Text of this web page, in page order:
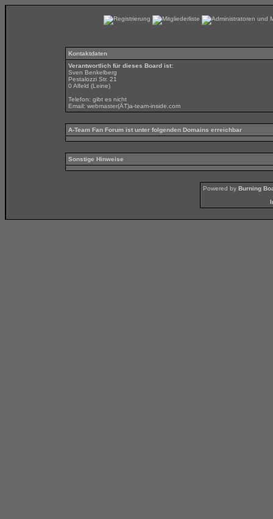
Kontaktdaten
Verantwortlich für dieses Board ist:
Sven Benkelberg
Pestalozzi Str. 21
0 Alfeld (Leine)
Telefon: gibt es nicht
Email: webmaster(ÄT)a-team-inside.com
A-Team Fan Forum ist unter folgenden Domains erreichbar
Sonstige Hinweise
Powered by Burning